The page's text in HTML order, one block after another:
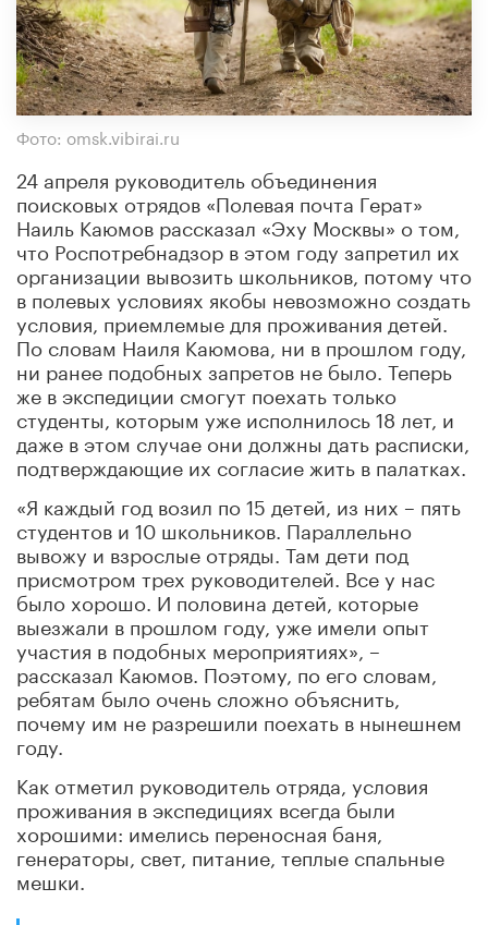
Фото: omsk.vibirai.ru
24 апреля руководитель объединения
поисковых отрядов «Полевая почта Герат»
Наиль Каюмов рассказал «Эху Москвы» о том,
что Роспотребнадзор в этом году запретил их
организации вывозить школьников, потому что
в полевых условиях якобы невозможно создать
условия, приемлемые для проживания детей.
По словам Наиля Каюмова, ни в прошлом году,
ни ранее подобных запретов не было. Теперь
же в экспедиции смогут поехать только
студенты, которым уже исполнилось 18 лет, и
даже в этом случае они должны дать расписки,
подтверждающие их согласие жить в палатках.
«Я каждый год возил по 15 детей, из них – пять
студентов и 10 школьников. Параллельно
вывожу и взрослые отряды. Там дети под
присмотром трех руководителей. Все у нас
было хорошо. И половина детей, которые
выезжали в прошлом году, уже имели опыт
участия в подобных мероприятиях», –
рассказал Каюмов. Поэтому, по его словам,
ребятам было очень сложно объяснить,
почему им не разрешили поехать в нынешнем
году.
Как отметил руководитель отряда, условия
проживания в экспедициях всегда были
хорошими: имелись переносная баня,
генераторы, свет, питание, теплые спальные
мешки.